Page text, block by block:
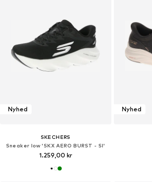
Nyhed
SKECHERS
Sneaker low 'SKX AERO BURST - SI'
1.259,00 kr
Nyhed